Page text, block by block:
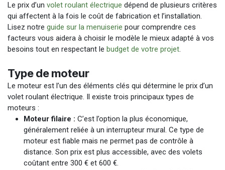
Le prix d’un volet roulant électrique dépend de plusieurs critères
qui affectent à la fois le coût de fabrication et l’installation.
Lisez notre guide sur la menuiserie pour comprendre ces
facteurs vous aidera à choisir le modèle le mieux adapté à vos
besoins tout en respectant le budget de votre projet.
Type de moteur
Le moteur est l’un des éléments clés qui détermine le prix d’un
volet roulant électrique. Il existe trois principaux types de
moteurs :
Moteur filaire : C’est l’option la plus économique,
généralement reliée à un interrupteur mural. Ce type de
moteur est fiable mais ne permet pas de contrôle à
distance. Son prix est plus accessible, avec des volets
coûtant entre 300 € et 600 €.